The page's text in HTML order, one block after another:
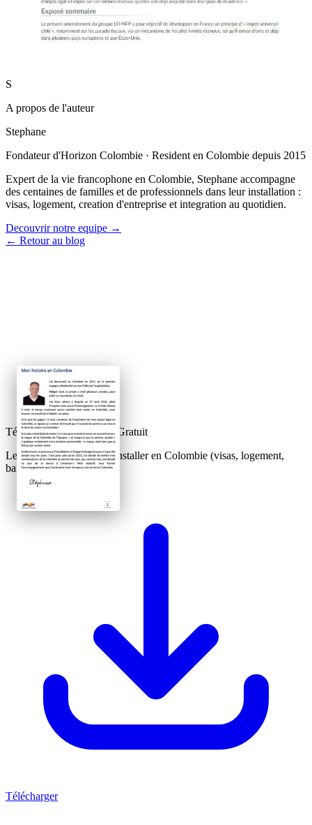
S
A propos de l'auteur
Stephane
Fondateur d'Horizon Colombie · Resident en Colombie depuis 2015
Expert de la vie francophone en Colombie, Stephane accompagne
des centaines de familles et de professionnels dans leur installation :
visas, logement, creation d'entreprise et integration au quotidien.
Decouvrir notre equipe →
← Retour au blog
Téléchargez votre Guide Gratuit
Le guide complet pour s'installer en Colombie (visas, logement,
banque).
Télécharger